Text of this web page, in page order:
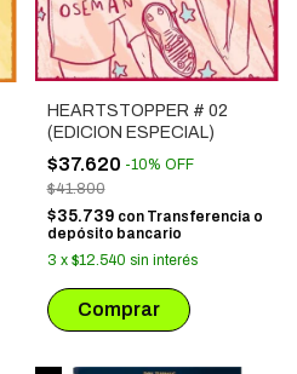
HEARTSTOPPER # 02
(EDICION ESPECIAL)
$37.620 -10% OFF
$41.800
$35.739 con Transferencia o
depósito bancario
3 x $12.540 sin interés